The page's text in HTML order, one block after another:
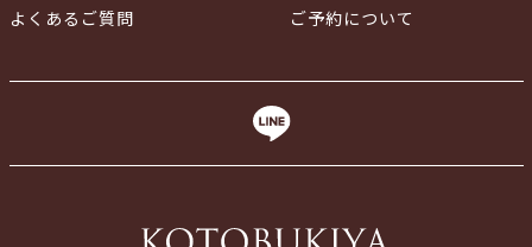
よくあるご質問
ご予約について